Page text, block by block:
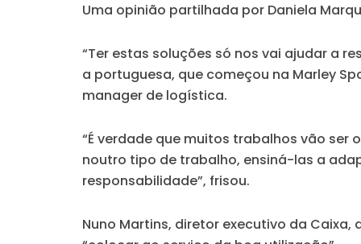
Uma opinião partilhada por Daniela
“Ter estas soluções só nos vai ajudar a
a portuguesa, que começou na Marley
manager de logística.
“É verdade que muitos trabalhos vão
noutro tipo de trabalho, ensiná-las a
responsabilidade”, frisou.
Nuno Martins, diretor executivo da